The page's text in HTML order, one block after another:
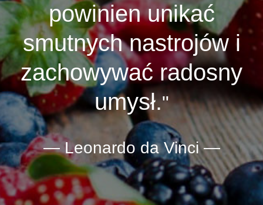
powinien unikać
smutnych nastrojów i
zachowywać radosny
umysł.
Leonardo da Vinci